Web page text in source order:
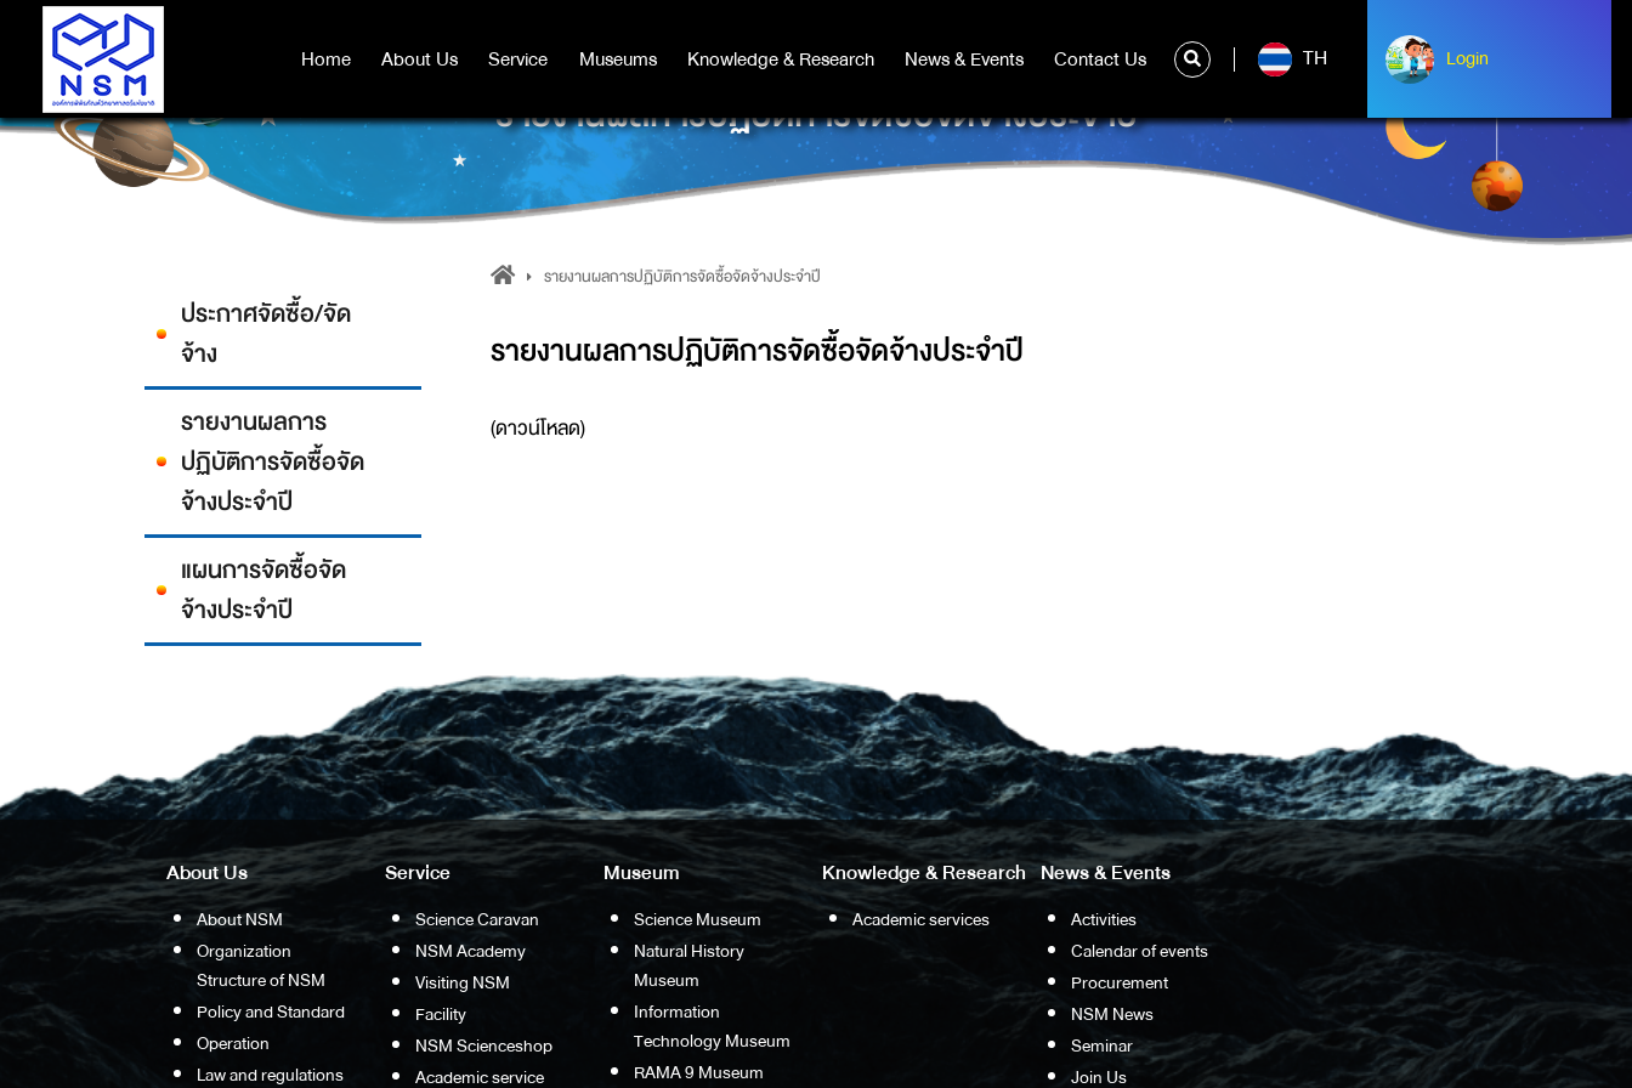
Home About Us Service Museums Knowledge & Research News & Events Contact Us
Home About Us Service Museums Knowledge & Research News & Events Contact Us TH Login
Albert Einstein
รายงานผลการปฏิบัติการจัดซื้อจัดจ้างประจำปี
ประกาศจัดซื้อ/จัด
จ้าง
รายงานผลการ
ปฏิบัติการจัดซื้อจัด
จ้างประจำปี
แผนการจัดซื้อจัด
จ้างประจำปี
รายงานผลการปฏิบัติการจัดซื้อจัดจ้างประจำปี
รายงานผลการปฏิบัติการจัดซื้อจัดจ้างประจำปี
(ดาวน์โหลด)
About Us
About NSM
Organization
Structure of NSM
Policy and Standard
Operation
Law and regulations
Service
Science Caravan
NSM Academy
Visiting NSM
Facility
NSM Scienceshop
Academic service
Museum
Science Museum
Natural History
Museum
Information
Technology Museum
RAMA 9 Museum
Knowledge & Research
Academic services
News & Events
Activities
Calendar of events
Procurement
NSM News
Seminar
Join Us